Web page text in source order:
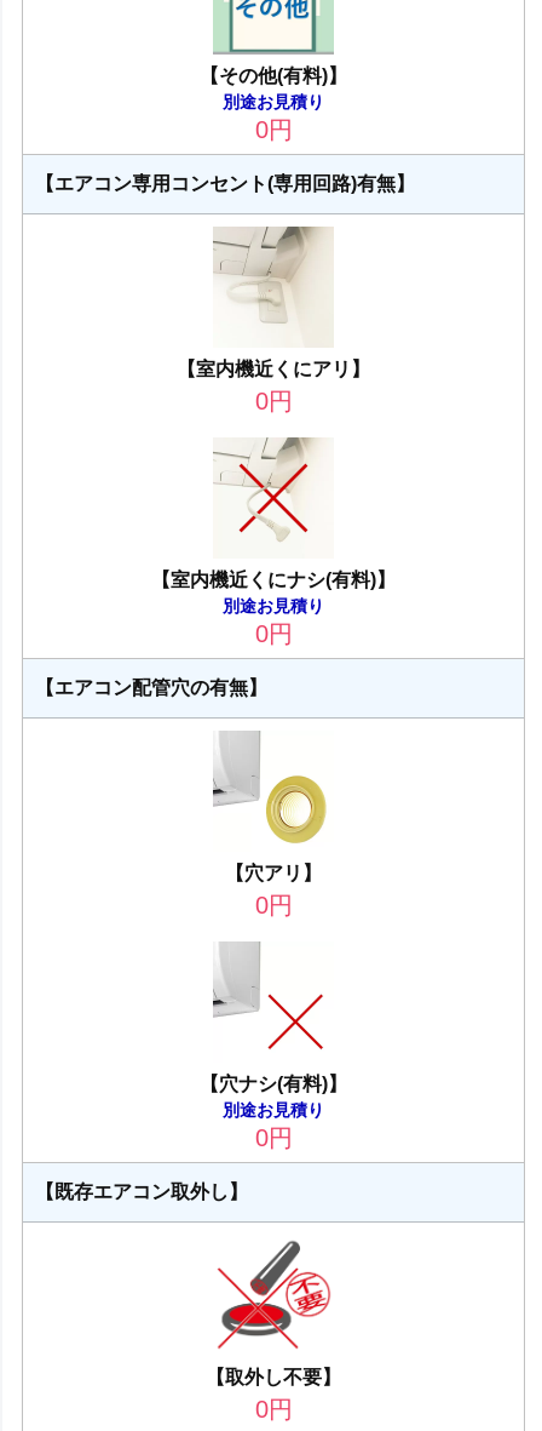
【その他(有料)】
別途お見積り
0円
【エアコン専用コンセント(専用回路)有無】
【室内機近くにアリ】
0円
【室内機近くにナシ(有料)】
別途お見積り
0円
【エアコン配管穴の有無】
【穴アリ】
0円
【穴ナシ(有料)】
別途お見積り
0円
【既存エアコン取外し】
【取外し不要】
0円